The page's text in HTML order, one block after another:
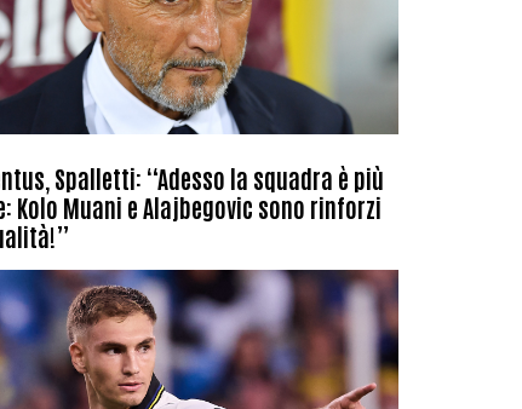
Spalletti: “Adesso la squadra è più
Kolo Muani e Alajbegovic sono rinforzi